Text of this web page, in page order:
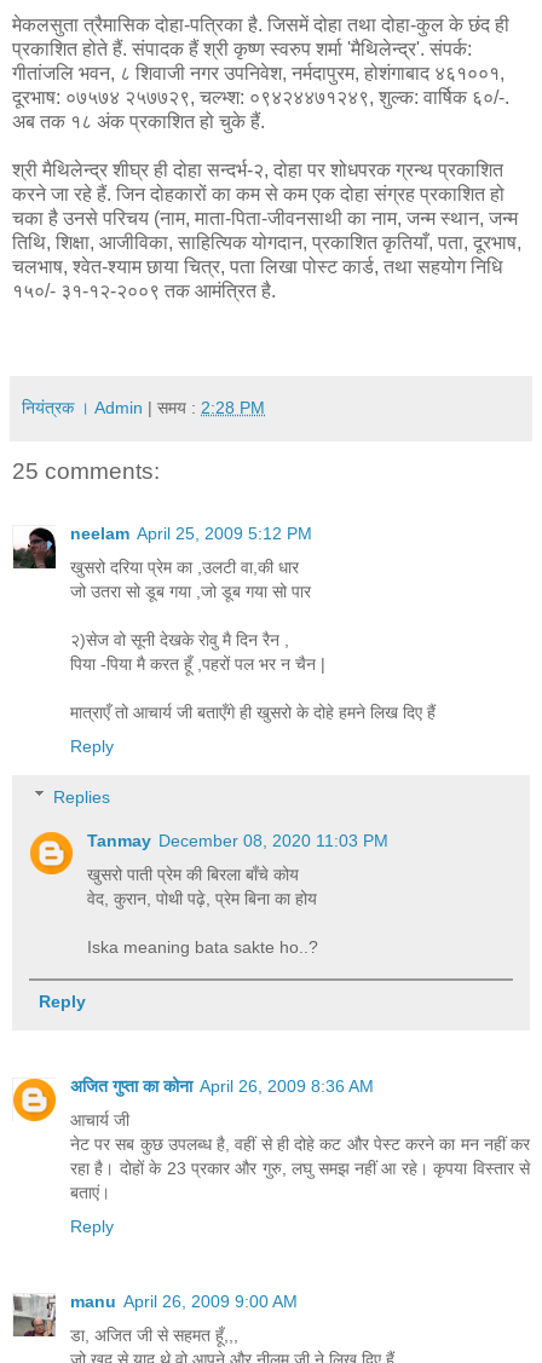
मेकलसुता त्रैमासिक दोहा-पत्रिका है. जिसमें दोहा तथा दोहा-कुल के छंद ही
प्रकाशित होते हैं. संपादक हैं श्री कृष्ण स्वरुप शर्मा 'मैथिलेन्द्र'. संपर्क:
गीतांजलि भवन, ८ शिवाजी नगर उपनिवेश, नर्मदापुरम, होशंगाबाद ४६१००१,
दूरभाष: ०७५७४ २५७७२९, चल्भ्श: ०९४२४४७१२४९, शुल्क: वार्षिक ६०/-.
अब तक १८ अंक प्रकाशित हो चुके हैं.
श्री मैथिलेन्द्र शीघ्र ही दोहा सन्दर्भ-२, दोहा पर शोधपरक ग्रन्थ प्रकाशित
करने जा रहे हैं. जिन दोहकारों का कम से कम एक दोहा संग्रह प्रकाशित हो
चका है उनसे परिचय (नाम, माता-पिता-जीवनसाथी का नाम, जन्म स्थान, जन्म
तिथि, शिक्षा, आजीविका, साहित्यिक योगदान, प्रकाशित कृतियाँ, पता, दूरभाष,
चलभाष, श्वेत-श्याम छाया चित्र, पता लिखा पोस्ट कार्ड, तथा सहयोग निधि
१५०/- ३१-१२-२००९ तक आमंत्रित है.
नियंत्रक । Admin | समय : 2:28 PM
25 comments:
neelam April 25, 2009 5:12 PM
खुसरो दरिया प्रेम का ,उलटी वा,की धार
जो उतरा सो डूब गया ,जो डूब गया सो पार
२)सेज वो सूनी देखके रोवु मै दिन रैन ,
पिया -पिया मै करत हूँ ,पहरों पल भर न चैन |
मात्राएँ तो आचार्य जी बताएँगे ही खुसरो के दोहे हमने लिख दिए हैं
Reply
Replies
Tanmay December 08, 2020 11:03 PM
खुसरो पाती प्रेम की बिरला बाँचे कोय
वेद, कुरान, पोथी पढ़े, प्रेम बिना का होय
Iska meaning bata sakte ho..?
Reply
अजित गुप्ता का कोना April 26, 2009 8:36 AM
आचार्य जी
नेट पर सब कुछ उपलब्‍ध है, वहीं से ही दोहे कट और पेस्‍ट करने का मन नहीं कर
रहा है। दोहों के 23 प्रकार और गुरु, लघु समझ नहीं आ रहे। कृपया विस्‍तार से
बताएं।
Reply
manu April 26, 2009 9:00 AM
डा, अजित जी से सहमत हूँ,,,
जो खुद से याद थे वो आपने और नीलम जी ने लिख दिए हैं,,,